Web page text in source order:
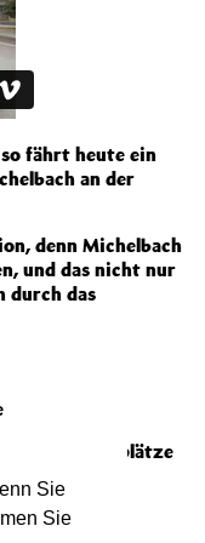
Sie
Sie
fährt heute ein
an der
denn Michelbach
und das nicht nur
durch das
einige Restplätze